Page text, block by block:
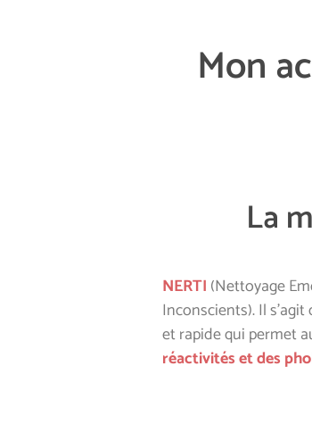
Mon
La
NERTI (Nettoyage
Inconscients). Il
et rapide qui permet
réactivités et des